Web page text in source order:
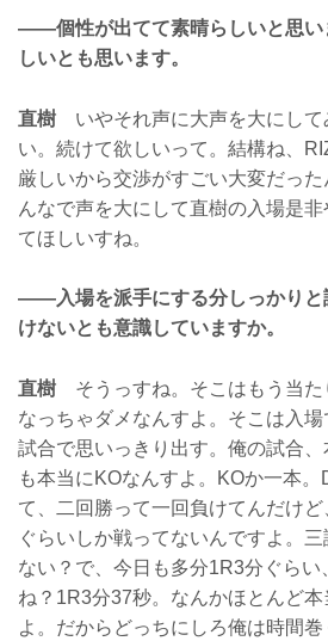
——個性が出てて素晴らしいと思い
しいとも思います。
直樹 いやそれ声に大声を大にして
い。続けて欲しいって。結構ね、
厳しいから交渉がすごい大変だっ
んなで声を大にして直樹の入場是
てほしいすね。
——入場を派手にする分しっかりと
けないとも意識していますか。
直樹 そうっすね。そこはもう当た
なっちゃダメなんすよ。そこは入場
試合で思いっきり出す。俺の試合
も本当にKOなんすよ。KOか一本
て、二回勝って一回負けてんだけ
ぐらいしか戦ってないんですよ。三
ない？で、今日も多分1R3分ぐら
ね？1R3分37秒。なんかほとんど
よ。だからどっちにしろ俺は時間巻